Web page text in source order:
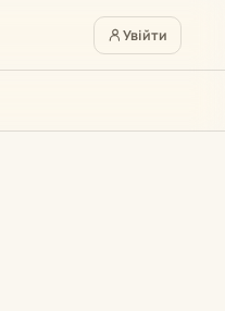
Увійти